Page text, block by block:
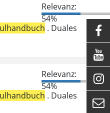
Relevanz:
54%
. Duales
Relevanz:
54%
. Duales



